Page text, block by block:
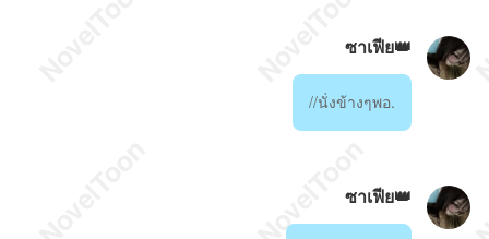
ซาเฟีย👑
//นั่งข้างๆพอ.
ซาเฟีย👑